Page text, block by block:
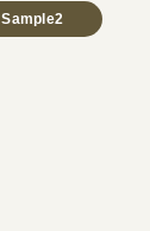
Sample2